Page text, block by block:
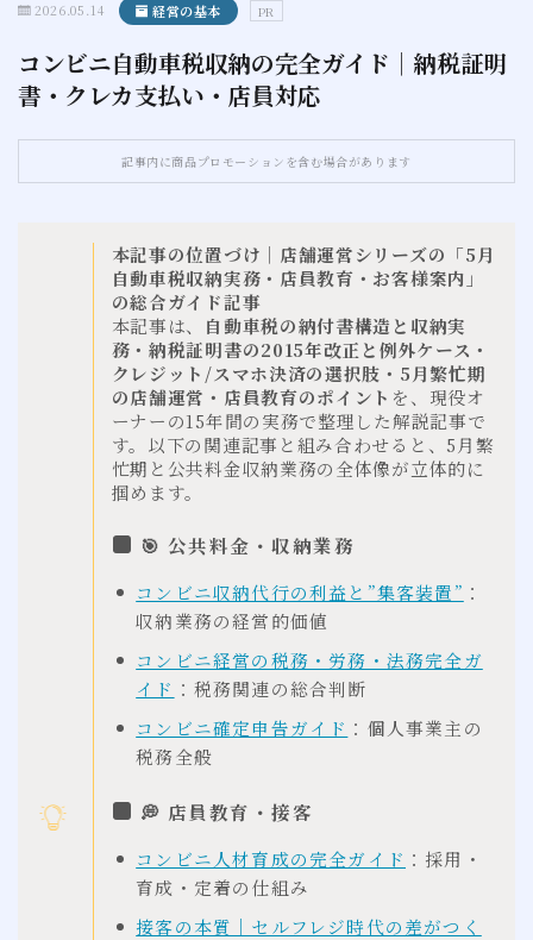
お問い合わせ
サイトマップ
2026.05.14 経営の基本 PR
コンビニ自動車税収納の完全ガイド｜納税証明
書・クレカ支払い・店員対応
記事内に商品プロモーションを含む場合があります
本記事の位置づけ｜店舗運営シリーズの「5月
自動車税収納実務・店員教育・お客様案内」
の総合ガイド記事
本記事は、 自動車税の納付書構造と収納実
務・納税証明書の2015年改正と例外ケース・
クレジット/スマホ決済の選択肢・5月繁忙期
の店舗運営・店員教育のポイント を、現役オ
ーナーの15年間の実務で整理した解説記事で
す。以下の関連記事と組み合わせると、5月繁
忙期と公共料金収納業務の全体像が立体的に
掴めます。
🎯 公共料金・収納業務
コンビニ収納代行の利益と”集客装置” ：
収納業務の経営的価値
コンビニ経営の税務・労務・法務完全ガ
イド ：税務関連の総合判断
コンビニ確定申告ガイド ：個人事業主の
税務全般
💭 店員教育・接客
コンビニ人材育成の完全ガイド ：採用・
育成・定着の仕組み
接客の本質｜セルフレジ時代の差がつく